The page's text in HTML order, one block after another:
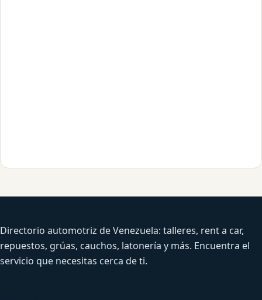
Directorio automotriz de Venezuela: talleres, rent a car,
repuestos, grúas, cauchos, latonería y más. Encuentra el
servicio que necesitas cerca de ti.